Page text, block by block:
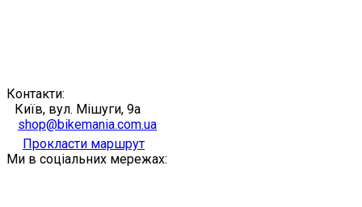
Контакти:
Київ, вул. Мішуги, 9а
shop@bikemania.com.ua
Прокласти маршрут
Ми в соціальних мережах: